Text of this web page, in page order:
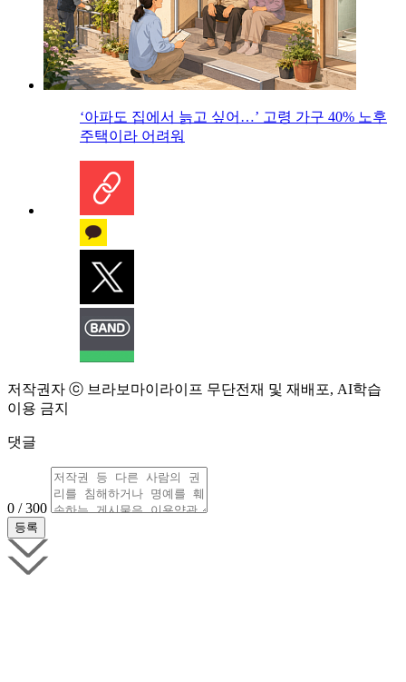
‘아파도 집에서 늙고 싶어…’ 고령 가구 40% 노후
주택이라 어려워
저작권자 ⓒ 브라보마이라이프 무단전재 및 재배포, AI학습
이용 금지
댓글
0 / 300